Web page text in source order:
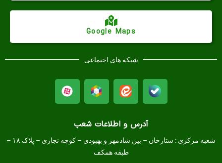
آدرس و اطلاعات شعب
شعبه مرکزی :
ستارخان – بین شادمهر و بهبودی – کوچه نجاری – پلاک ۱۸ –
طبقه همکف
Google Maps
شبکه های اجتماعی